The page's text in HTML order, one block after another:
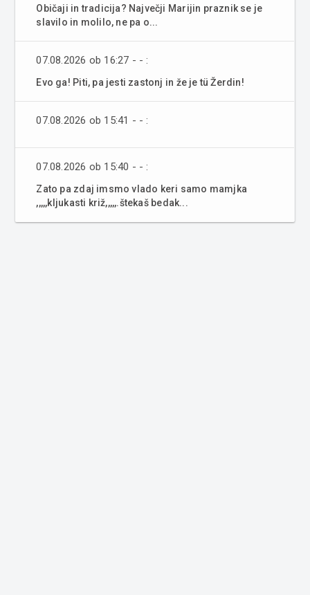
Običaji in tradicija? Največji Marijin praznik se je
slavilo in molilo, ne pa o...
07.08.2026 ob 16:27 - - :
Evo ga! Piti, pa jesti zastonj in že je tü Žerdin!
07.08.2026 ob 15:41 - - :
07.08.2026 ob 15:40 - - :
Zato pa zdaj imsmo vlado keri samo mamjka
,,,,,kljukasti križ,,,,,.štekaš bedak...